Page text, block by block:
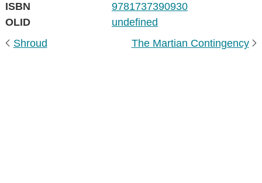
ISBN
9781737390930
OLID
undefined
Shroud
The Martian Contingency